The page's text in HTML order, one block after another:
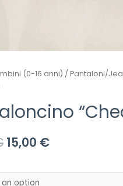
(0-16 anni) /Pantaloni/
15,00 €